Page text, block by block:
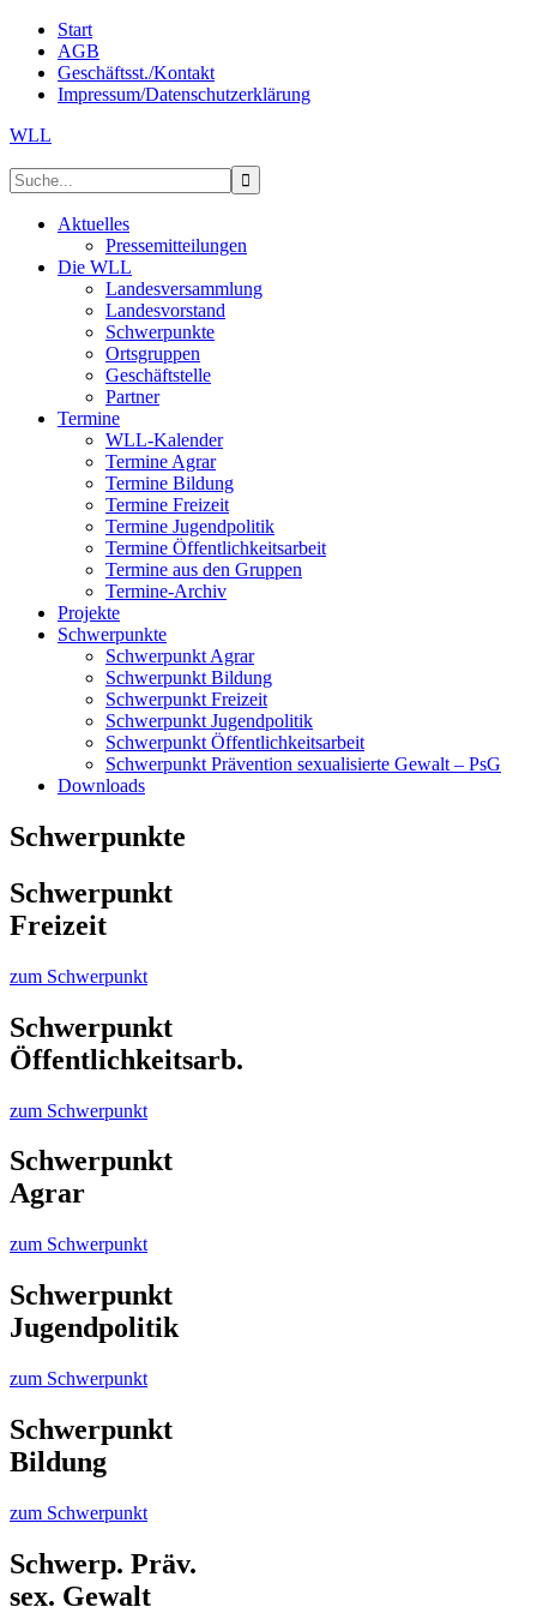
Start
AGB
Geschäftsst./Kontakt
Impressum/Datenschutzerklärung
WLL
Aktuelles
Pressemitteilungen
Die WLL
Landesversammlung
Landesvorstand
Schwerpunkte
Ortsgruppen
Geschäftstelle
Partner
Termine
WLL-Kalender
Termine Agrar
Termine Bildung
Termine Freizeit
Termine Jugendpolitik
Termine Öffentlichkeitsarbeit
Termine aus den Gruppen
Termine-Archiv
Projekte
Schwerpunkte
Schwerpunkt Agrar
Schwerpunkt Bildung
Schwerpunkt Freizeit
Schwerpunkt Jugendpolitik
Schwerpunkt Öffentlichkeitsarbeit
Schwerpunkt Prävention sexualisierte Gewalt – PsG
Downloads
Schwerpunkte
Schwerpunkt
Freizeit
zum Schwerpunkt
Schwerpunkt
Öffentlichkeitsarb.
zum Schwerpunkt
Schwerpunkt
Agrar
zum Schwerpunkt
Schwerpunkt
Jugendpolitik
zum Schwerpunkt
Schwerpunkt
Bildung
zum Schwerpunkt
Schwerp. Präv.
sex. Gewalt